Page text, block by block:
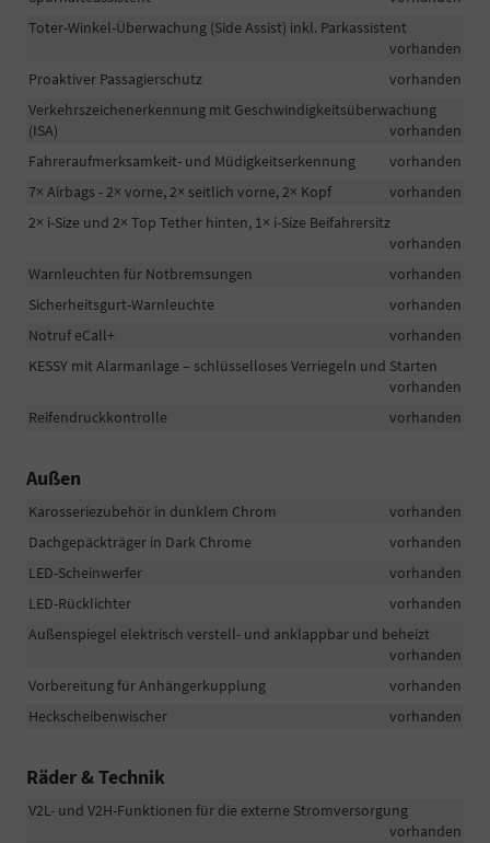
Toter-Winkel-Überwachung (Side Assist) inkl. Parkassistent
vorhanden
Proaktiver Passagierschutz
vorhanden
Verkehrszeichenerkennung mit Geschwindigkeitsüberwachung
(ISA)
vorhanden
Fahreraufmerksamkeit- und Müdigkeitserkennung
vorhanden
7× Airbags - 2× vorne, 2× seitlich vorne, 2× Kopf
vorhanden
2× i-Size und 2× Top Tether hinten, 1× i-Size Beifahrersitz
vorhanden
Warnleuchten für Notbremsungen
vorhanden
Sicherheitsgurt-Warnleuchte
vorhanden
Notruf eCall+
vorhanden
KESSY mit Alarmanlage – schlüsselloses Verriegeln und Starten
vorhanden
Reifendruckkontrolle
vorhanden
Außen
Karosseriezubehör in dunklem Chrom
vorhanden
Dachgepäckträger in Dark Chrome
vorhanden
LED-Scheinwerfer
vorhanden
LED-Rücklichter
vorhanden
Außenspiegel elektrisch verstell- und anklappbar und beheizt
vorhanden
Vorbereitung für Anhängerkupplung
vorhanden
Heckscheibenwischer
vorhanden
Räder & Technik
V2L- und V2H-Funktionen für die externe Stromversorgung
vorhanden